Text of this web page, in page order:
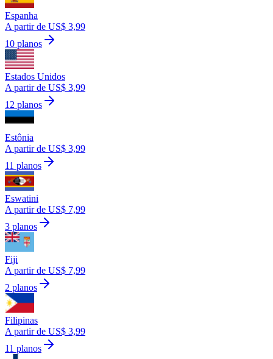
Espanha
A partir de US$ 3,99
10 planos
Estados Unidos
A partir de US$ 3,99
12 planos
Estônia
A partir de US$ 3,99
11 planos
Eswatini
A partir de US$ 7,99
3 planos
Fiji
A partir de US$ 7,99
2 planos
Filipinas
A partir de US$ 3,99
11 planos